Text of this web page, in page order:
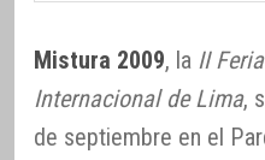
Mistura 2009, la II
Internacional de Lima,
de septiembre en el